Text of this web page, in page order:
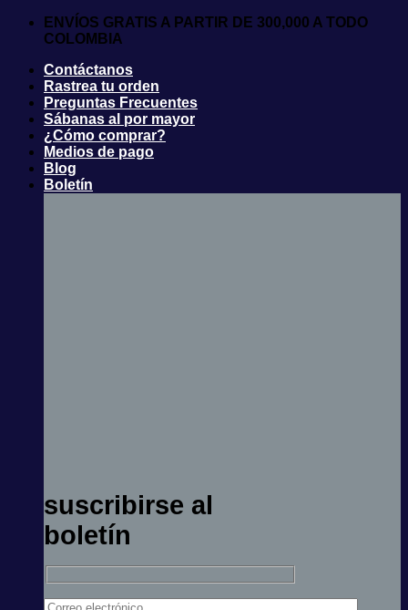
Saltar
ENVÍOS GRATIS A PARTIR DE 300,000 A TODO
COLOMBIA
Contáctanos
Rastrea tu orden
Preguntas Frecuentes
Sábanas al por mayor
¿Cómo comprar?
Medios de pago
Blog
Boletín
suscribirse al
boletín